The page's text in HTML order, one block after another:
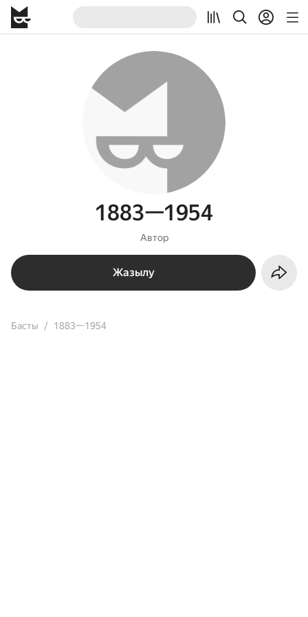
1883—1954
Автор
Жазылу
Басты 1883—1954